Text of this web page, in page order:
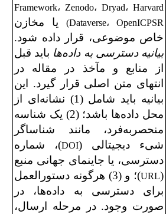
Framework، Zenodo، Dryad، Harvard
Dataverse، OpenICPSR)
یا مخازن
خاص موضوعی، قرار داده شود.
بیانیه دسترسی به داده‌ها باید قبل
از منابع و مآخذ در مقاله در
انتهای متن اصلی قرار گیرد. این
بیانیه باید شامل (1) نشانه‌ای از
محل داده‌ها باشد؛ (2) یک شناسه
منحصربه‌فرد، مانند شناساگر
شیء دیجیتالی (DOI)، شماره
دسترسی، یا جاینمای جهانی منبع
(
URL
)؛ و (3) هرگونه دستورالعمل
برای دسترسی به داده‌ها، در
صورت وجود. در مرحله ارسال،